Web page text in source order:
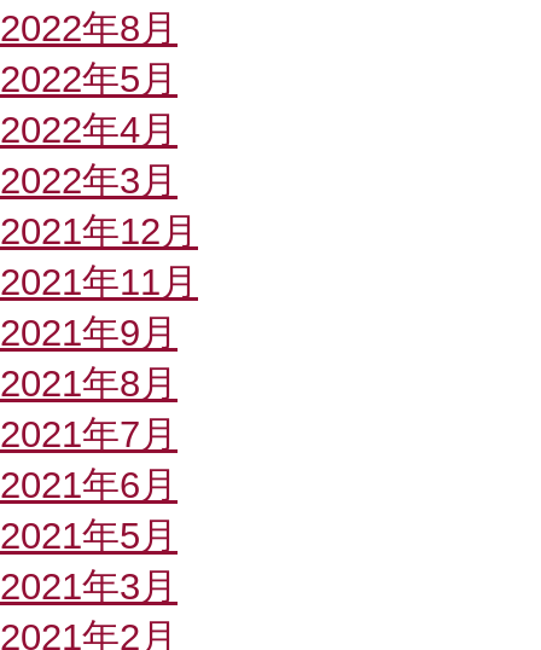
2022年8月
2022年5月
2022年4月
2022年3月
2021年12月
2021年11月
2021年9月
2021年8月
2021年7月
2021年6月
2021年5月
2021年3月
2021年2月